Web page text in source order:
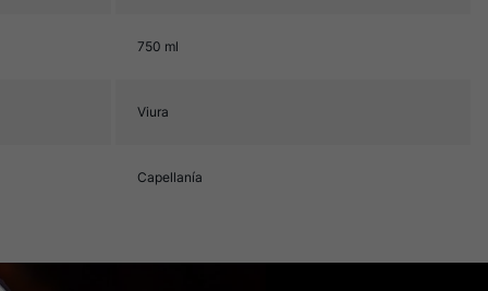
750 ml
Viura
Capellanía